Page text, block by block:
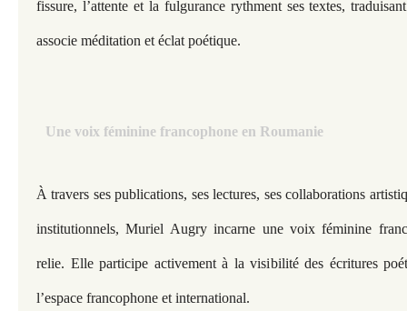
fissure, l’attente et la fulgurance rythment ses textes,
associe méditation et éclat poétique.
Une voix féminine francophone en Roumanie
À travers ses publications, ses lectures, ses collaborations
institutionnels, Muriel Augry incarne une voix féminine
relie. Elle participe activement à la visibilité des écritures
l’espace francophone et international.